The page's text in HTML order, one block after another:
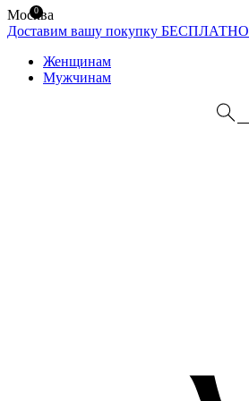
Москва
Доставим вашу покупку БЕСПЛАТНО
Женщинам
Мужчинам
0